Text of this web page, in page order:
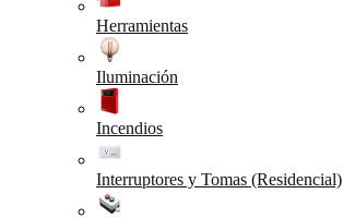
Herramientas
Iluminación
Incendios
Interruptores y Tomas (Residencial)